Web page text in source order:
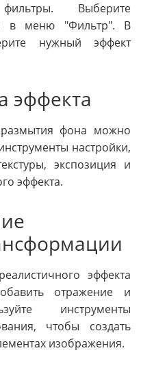
Выберите
в меню "Фильтр". В
нужный эффект
эффекта
фона можно
настройки,
экспозиция и
эффекта.
эффекта
отражение и
инструменты
чтобы создать
изображения.